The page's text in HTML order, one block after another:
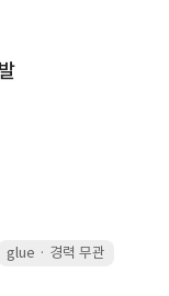
glue · 경력 무관